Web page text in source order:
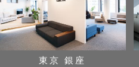
東京 銀座